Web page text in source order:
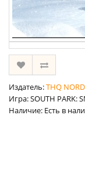
Издатель:THQ
Игра: SOUTH PARK:
Наличие: Есть в